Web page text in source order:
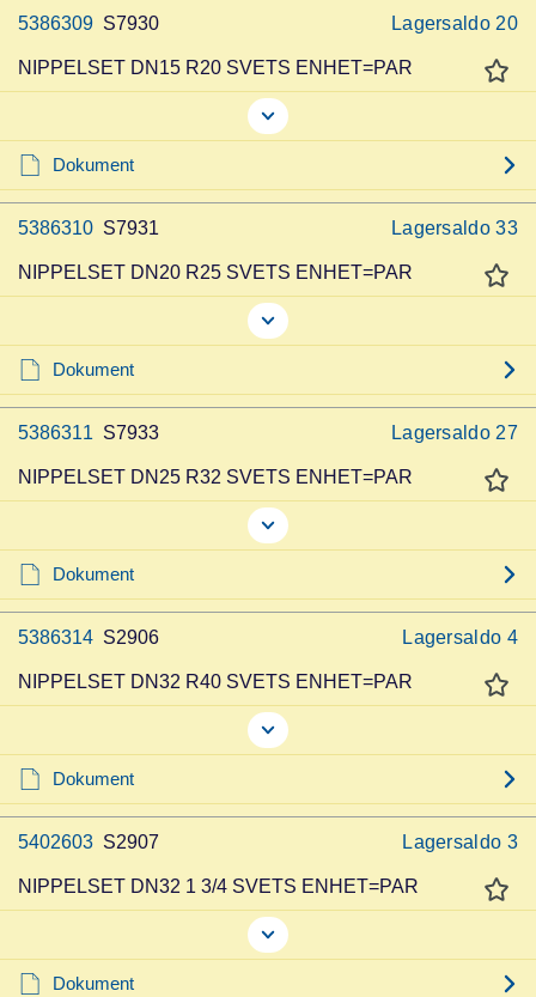
5386309 S7930 Lagersaldo 20
NIPPELSET DN15 R20 SVETS ENHET=PAR
Dokument
5386310 S7931 Lagersaldo 33
NIPPELSET DN20 R25 SVETS ENHET=PAR
Dokument
5386311 S7933 Lagersaldo 27
NIPPELSET DN25 R32 SVETS ENHET=PAR
Dokument
5386314 S2906 Lagersaldo 4
NIPPELSET DN32 R40 SVETS ENHET=PAR
Dokument
5402603 S2907 Lagersaldo 3
NIPPELSET DN32 1 3/4 SVETS ENHET=PAR
Dokument